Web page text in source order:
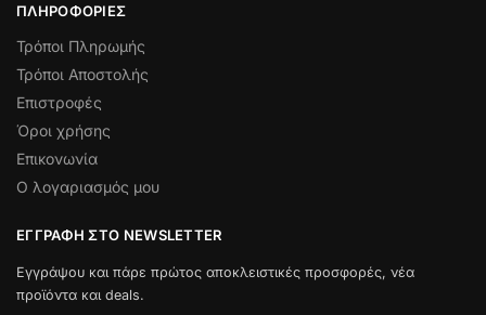
ΠΛΗΡΟΦΟΡΊΕΣ
Τρόποι Πληρωμής
Τρόποι Αποστολής
Επιστροφές
Όροι χρήσης
Επικονωνία
Ο λογαριασμός μου
ΕΓΓΡΑΦΉ ΣΤΟ NEWSLETTER
Εγγράψου και πάρε πρώτος αποκλειστικές προσφορές, νέα
προϊόντα και deals.